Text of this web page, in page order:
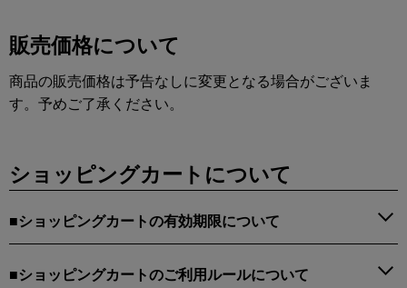
販売価格について
商品の販売価格は予告なしに変更となる場合がございま
す。予めご了承ください。
ショッピングカートについて
■ショッピングカートの有効期限について
■ショッピングカートのご利用ルールについて